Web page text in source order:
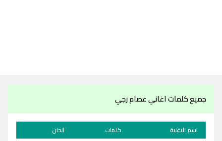
جميع كلمات اغاني عصام رجي
اسم الاغنية كلمات الحان